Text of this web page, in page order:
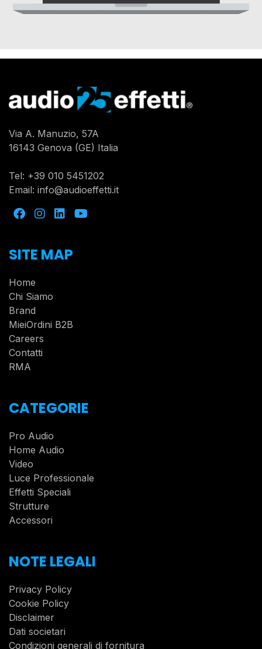
Via A. Manuzio, 57A
16143 Genova (GE) Italia
Tel: +39 010 5451202
Email: info@audioeffetti.it
SITE MAP
Home
Chi Siamo
Brand
MieiOrdini B2B
Careers
Contatti
RMA
CATEGORIE
Pro Audio
Home Audio
Video
Luce Professionale
Effetti Speciali
Strutture
Accessori
NOTE LEGALI
Privacy Policy
Cookie Policy
Disclaimer
Dati societari
Condizioni generali di fornitura